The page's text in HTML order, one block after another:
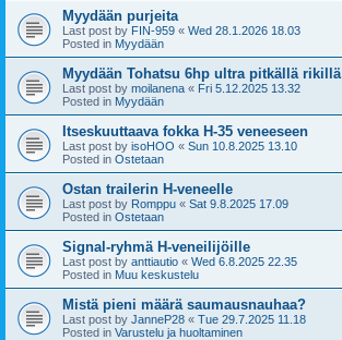
Myydään purjeita
Last post by FIN-959 « Wed 28.1.2026 18.03
Posted in Myydään
Myydään Tohatsu 6hp ultra pitkällä rikillä
Last post by moilanena « Fri 5.12.2025 13.32
Posted in Myydään
Itseskuuttaava fokka H-35 veneeseen
Last post by isoHOO « Sun 10.8.2025 13.10
Posted in Ostetaan
Ostan trailerin H-veneelle
Last post by Romppu « Sat 9.8.2025 17.09
Posted in Ostetaan
Signal-ryhmä H-veneilijöille
Last post by anttiautio « Wed 6.8.2025 22.35
Posted in Muu keskustelu
Mistä pieni määrä saumausnauhaa?
Last post by JanneP28 « Tue 29.7.2025 11.18
Posted in Varustelu ja huoltaminen